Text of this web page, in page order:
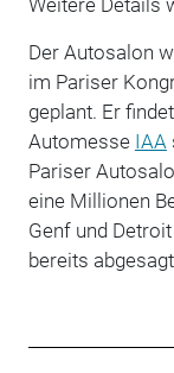
Der Autosalon
im Pariser
geplant. Er
Automesse IAA
Pariser
eine Millionen
Genf und
bereits